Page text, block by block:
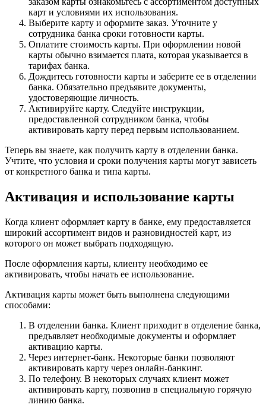
карт и условиями их использования.
Выберите карту и оформите заказ. Уточните у
сотрудника банка сроки готовности карты.
Оплатите стоимость карты. При оформлении новой
карты обычно взимается плата, которая указывается в
тарифах банка.
Дождитесь готовности карты и заберите ее в отделении
банка. Обязательно предъявите документы,
удостоверяющие личность.
Активируйте карту. Следуйте инструкции,
предоставленной сотрудником банка, чтобы
активировать карту перед первым использованием.
Теперь вы знаете, как получить карту в отделении банка.
Учтите, что условия и сроки получения карты могут зависеть
от конкретного банка и типа карты.
Активация и использование карты
Когда клиент оформляет карту в банке, ему предоставляется
широкий ассортимент видов и разновидностей карт, из
которого он может выбрать подходящую.
После оформления карты, клиенту необходимо ее
активировать, чтобы начать ее использование.
Активация карты может быть выполнена следующими
способами:
В отделении банка. Клиент приходит в отделение банка,
предъявляет необходимые документы и оформляет
активацию карты.
Через интернет-банк. Некоторые банки позволяют
активировать карту через онлайн-банкинг.
По телефону. В некоторых случаях клиент может
активировать карту, позвонив в специальную горячую
линию банка.